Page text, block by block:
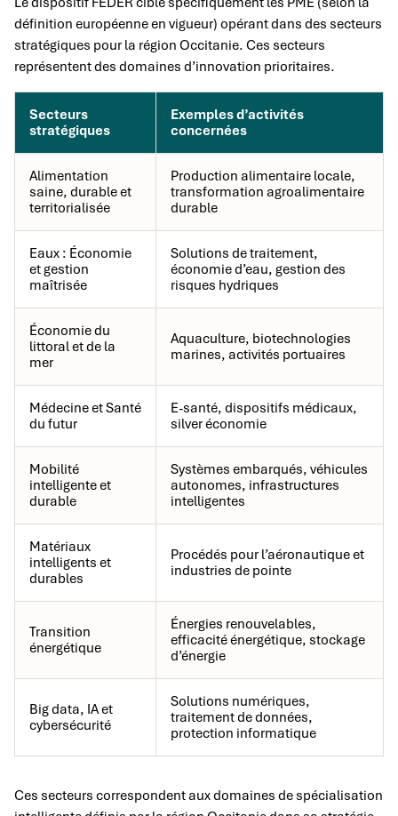
définition européenne en vigueur) opérant dans des secteurs
stratégiques pour la région Occitanie. Ces secteurs
représentent des domaines d’innovation prioritaires.
Secteurs
stratégiques
Exemples d’activités
concernées
Alimentation
saine, durable et
territorialisée
Production alimentaire locale,
transformation agroalimentaire
durable
Eaux : Économie
et gestion
maîtrisée
Solutions de traitement,
économie d’eau, gestion des
risques hydriques
Économie du
littoral et de la
mer
Aquaculture, biotechnologies
marines, activités portuaires
Médecine et Santé
du futur
E-santé, dispositifs médicaux,
silver économie
Mobilité
intelligente et
durable
Systèmes embarqués, véhicules
autonomes, infrastructures
intelligentes
Matériaux
intelligents et
durables
Procédés pour l’aéronautique et
industries de pointe
Transition
énergétique
Énergies renouvelables,
efficacité énergétique, stockage
d’énergie
Big data, IA et
cybersécurité
Solutions numériques,
traitement de données,
protection informatique
Ces secteurs correspondent aux domaines de spécialisation